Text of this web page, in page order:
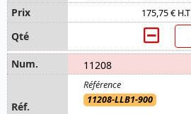
175,75 € H.T
11208
11208-LLB1-900